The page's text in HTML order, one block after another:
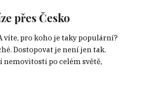
přes Česko
pro koho je taky populární?
Dostopovat je není jen tak.
po celém světě,